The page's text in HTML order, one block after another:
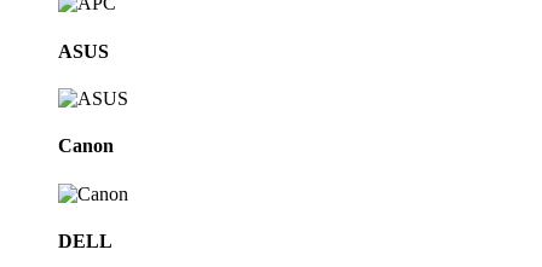
ASUS
Canon
DELL